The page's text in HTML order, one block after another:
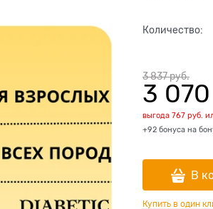
Количество:
3 837 руб.
3 070
выгода 767 руб.
+92 бонуса на
В
Купить в один